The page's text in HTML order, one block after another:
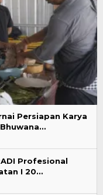
Persiapan Karya
Profesional
I 20…